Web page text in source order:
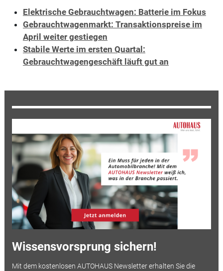
Elektrische Gebrauchtwagen: Batterie im Fokus
Gebrauchtwagenmarkt: Transaktionspreise im
April weiter gestiegen
Stabile Werte im ersten Quartal:
Gebrauchtwagengeschäft läuft gut an
Wissensvorsprung sichern!
Mit dem kostenlosen AUTOHAUS Newsletter erhalten Sie die